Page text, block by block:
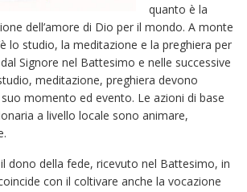
quanto è la
dell’amore di Dio per il mondo. A monte
lo studio, la meditazione e la preghiera per
Signore nel Battesimo e nelle successive
meditazione, preghiera devono
momento ed evento. Le azioni di base
a livello locale sono animare,
dono della fede, ricevuto nel Battesimo, in
con il coltivare anche la vocazione